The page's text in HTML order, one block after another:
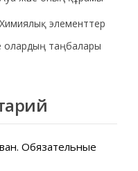
Химиялық элементтер
олардың таңбалары
Обязательные